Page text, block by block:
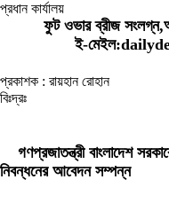
প্রধান কার্যালয়
ফুট ওভার ব্রীজ
ই-
প্রকাশক : রায়হান রোহান
বিঃদ্রঃ
গণপ্রজাতন্ত্রী বাংলাদেশ
নিবন্ধনের আবেদন সম্পন্ন